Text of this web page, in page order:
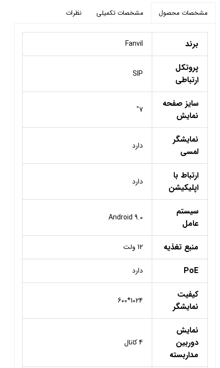
مشخصات محصول مشخصات تکمیلی نظرات
برند Fanvil
پروتکل
ارتباطی
SIP
سایز صفحه
نمایش
7"
نمایشگر
لمسی
دارد
ارتباط با
اپلیکیشن
دارد
سیستم
عامل
Android 9.0
منبع تغذیه 12 ولت
PoE دارد
کیفیت
نمایشگر
1024*600
نمایش
دوربین
مداربسته
4 کانال